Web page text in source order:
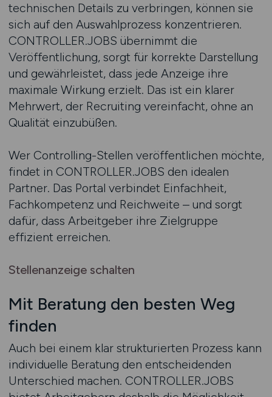
technischen Details zu verbringen, können sie
sich auf den Auswahlprozess konzentrieren.
CONTROLLER.JOBS übernimmt die
Veröffentlichung, sorgt für korrekte Darstellung
und gewährleistet, dass jede Anzeige ihre
maximale Wirkung erzielt. Das ist ein klarer
Mehrwert, der Recruiting vereinfacht, ohne an
Qualität einzubüßen.
Wer Controlling-Stellen veröffentlichen möchte,
findet in CONTROLLER.JOBS den idealen
Partner. Das Portal verbindet Einfachheit,
Fachkompetenz und Reichweite – und sorgt
dafür, dass Arbeitgeber ihre Zielgruppe
effizient erreichen.
Stellenanzeige schalten
Mit Beratung den besten Weg
finden
Auch bei einem klar strukturierten Prozess kann
individuelle Beratung den entscheidenden
Unterschied machen. CONTROLLER.JOBS